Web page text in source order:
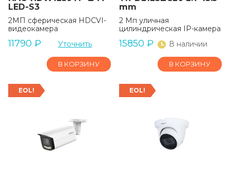
LED-S3
2МП сферическая HDCVI-
видеокамера
11790 ₽ Уточнить
В КОРЗИНУ
mm
2 Мп уличная
цилиндрическая IP-камера
15850 ₽ В наличии
В КОРЗИНУ
EOL! EOL!